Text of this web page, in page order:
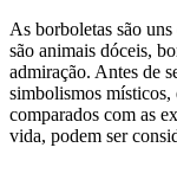
As borboletas são
são animais dóceis,
admiração. Antes de
simbolismos místicos,
comparados com as
vida, podem ser